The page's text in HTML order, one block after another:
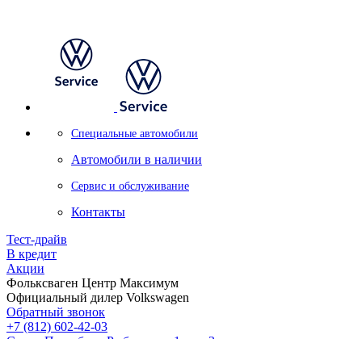
Специальные автомобили
Автомобили в наличии
Сервис и обслуживание
Контакты
Тест-драйв
В кредит
Акции
Фольксваген Центр Максимум
Официальный дилер Volkswagen
Обратный звонок
+7 (812) 602-42-03